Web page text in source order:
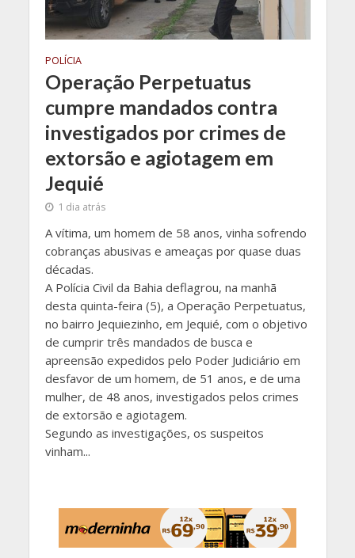
POLÍCIA
Operação Perpetuatus
cumpre mandados contra
investigados por crimes de
extorsão e agiotagem em
Jequié
1 dia atrás
A vítima, um homem de 58 anos, vinha sofrendo
cobranças abusivas e ameaças por quase duas
décadas.
A Polícia Civil da Bahia deflagrou, na manhã
desta quinta-feira (5), a Operação Perpetuatus,
no bairro Jequiezinho, em Jequié, com o objetivo
de cumprir três mandados de busca e
apreensão expedidos pelo Poder Judiciário em
desfavor de um homem, de 51 anos, e de uma
mulher, de 48 anos, investigados pelos crimes
de extorsão e agiotagem.
Segundo as investigações, os suspeitos
vinham...